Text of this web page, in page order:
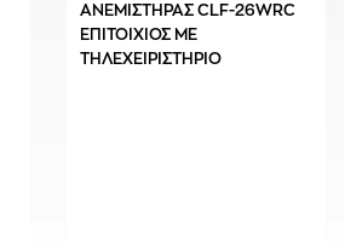
ΑΝΕΜΙΣΤΗΡΑΣ CLF-26WRC
ΕΠΙΤΟΙΧΙΟΣ ΜΕ
ΤΗΛΕΧΕΙΡΙΣΤΗΡΙΟ